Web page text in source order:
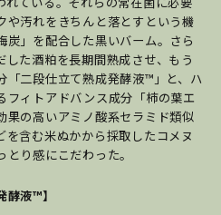
や汚れをきちんと落とすという機
」を配合した黒いバーム。さら
した酒粕を長期間熟成させ、もう
「二段仕立て熟成発酵液™」と、ハ
フィトアドバンス成分「柿の葉エ
果の高いアミノ酸系セラミド類似
含む米ぬかから採取したコメヌ
り感にこだわった。
酵液™】